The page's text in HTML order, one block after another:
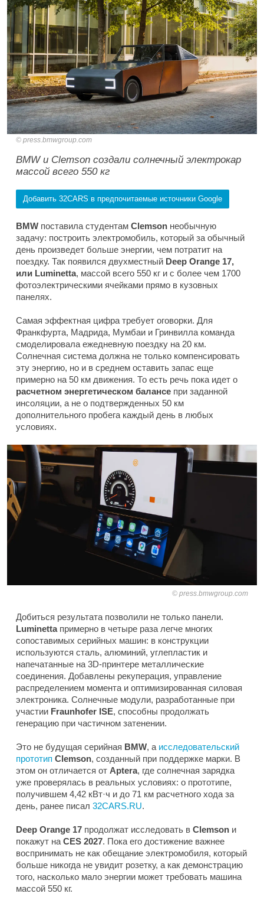
press.bmwgroup.com
BMW и Clemson создали солнечный электрокар
массой всего 550 кг
Добавить 32CARS в предпочитаемые источники Google
BMW поставила студентам Clemson необычную
задачу: построить электромобиль, который за обычный
день произведет больше энергии, чем потратит на
поездку. Так появился двухместный Deep Orange 17,
или Luminetta, массой всего 550 кг и с более чем 1700
фотоэлектрическими ячейками прямо в кузовных
панелях.
Самая эффектная цифра требует оговорки. Для
Франкфурта, Мадрида, Мумбаи и Гринвилла команда
смоделировала ежедневную поездку на 20 км.
Солнечная система должна не только компенсировать
эту энергию, но и в среднем оставить запас еще
примерно на 50 км движения. То есть речь пока идет о
расчетном энергетическом балансе при заданной
инсоляции, а не о подтвержденных 50 км
дополнительного пробега каждый день в любых
условиях.
press.bmwgroup.com
Добиться результата позволили не только панели.
Luminettaпримерно в четыре раза легче многих
сопоставимых серийных машин: в конструкции
используются сталь, алюминий, углепластик и
напечатанные на 3D-принтере металлические
соединения. Добавлены рекуперация, управление
распределением момента и оптимизированная силовая
электроника. Солнечные модули, разработанные при
участии Fraunhofer ISE, способны продолжать
генерацию при частичном затенении.
Это не будущая серийная BMW, а исследовательский
прототип Clemson, созданный при поддержке марки. В
этом он отличается от Aptera, где солнечная зарядка
уже проверялась в реальных условиях: о прототипе,
получившем 4,42 кВт·ч и до 71 км расчетного хода за
день, ранее писал 32CARS.RU.
Deep Orange 17 продолжат исследовать в Clemson и
покажут на CES 2027. Пока его достижение важнее
воспринимать не как обещание электромобиля, который
больше никогда не увидит розетку, а как демонстрацию
того, насколько мало энергии может требовать машина
массой 550 кг.